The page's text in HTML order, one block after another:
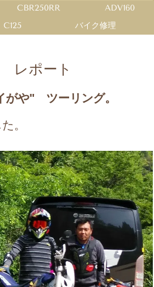
CBR250RR
ADV160
バイク修理
レポート
がや" ツーリング。
。